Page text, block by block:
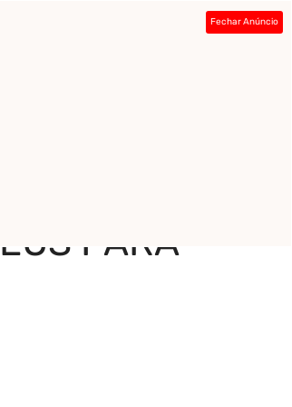
Fechar Anúncio
PARA